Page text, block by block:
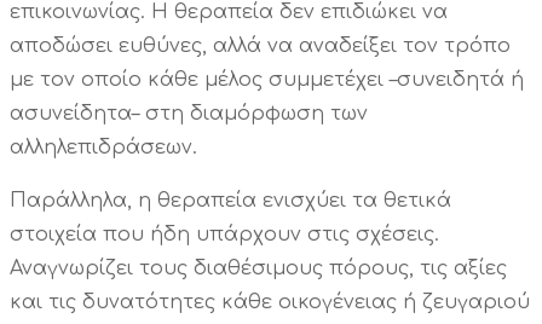
επικοινωνίας. Η θεραπεία δεν επιδιώκει να
αποδώσει ευθύνες, αλλά να αναδείξει τον τρόπο
με τον οποίο κάθε μέλος συμμετέχει –συνειδητά ή
ασυνείδητα– στη διαμόρφωση των
αλληλεπιδράσεων.
Παράλληλα, η θεραπεία ενισχύει τα θετικά
στοιχεία που ήδη υπάρχουν στις σχέσεις.
Αναγνωρίζει τους διαθέσιμους πόρους, τις αξίες
και τις δυνατότητες κάθε οικογένειας ή ζευγαριού